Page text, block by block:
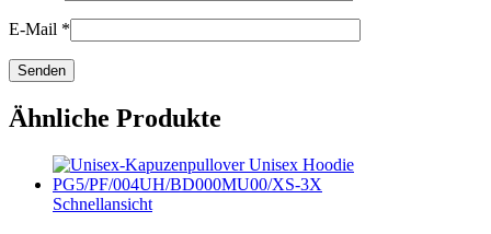
E-Mail *
Ähnliche Produkte
Schnellansicht